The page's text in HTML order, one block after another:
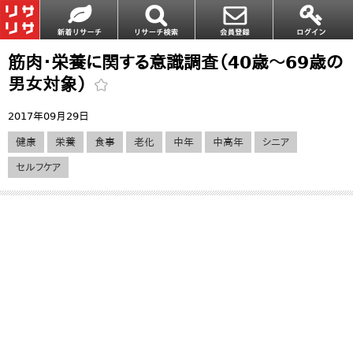
筋肉・栄養に関する意識調査（40歳～69歳の
男女対象）
2017年09月29日
健康 栄養 食事 老化 中年 中高年 シニア
セルフケア